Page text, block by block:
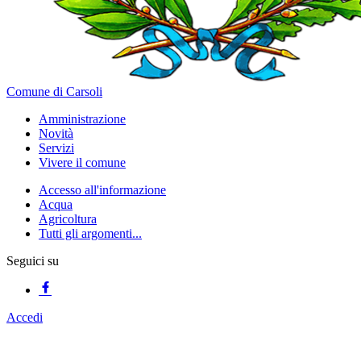
Comune di Carsoli
Amministrazione
Novità
Servizi
Vivere il comune
Accesso all'informazione
Acqua
Agricoltura
Tutti gli argomenti...
Seguici su
Accedi